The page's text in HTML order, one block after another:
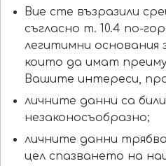
Вие сте възразили
съгласно т. 10.4 по-
легитимни
които да имат
Вашите интереси,
личните данни са
незаконосъобразно;
личните данни
цел спазването на